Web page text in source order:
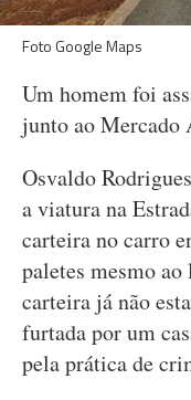
Foto Google Maps
Um homem foi
junto ao Mercado
Osvaldo
a viatura na
carteira no carro
paletes mesmo ao
carteira já não
furtada por um
pela prática de